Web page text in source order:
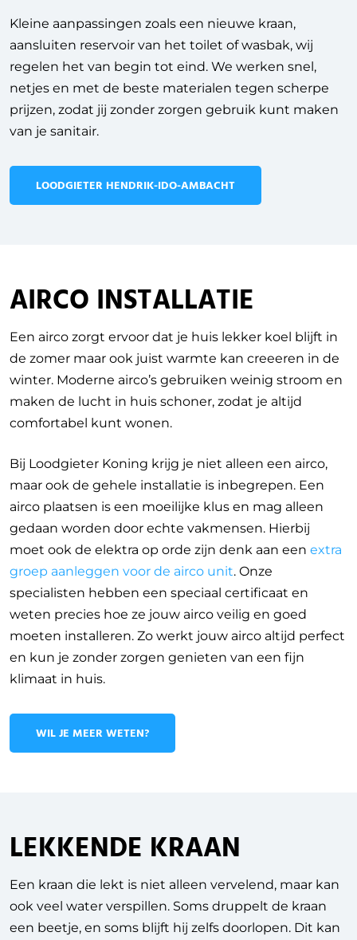
Kleine aanpassingen zoals een nieuwe kraan,
aansluiten reservoir van het toilet of wasbak, wij
regelen het van begin tot eind. We werken snel,
netjes en met de beste materialen tegen scherpe
prijzen, zodat jij zonder zorgen gebruik kunt maken
van je sanitair.
LOODGIETER HENDRIK-IDO-AMBACHT
AIRCO INSTALLATIE
Een airco zorgt ervoor dat je huis lekker koel blijft in
de zomer maar ook juist warmte kan creeeren in de
winter. Moderne airco’s gebruiken weinig stroom en
maken de lucht in huis schoner, zodat je altijd
comfortabel kunt wonen.
Bij Loodgieter Koning krijg je niet alleen een airco,
maar ook de gehele installatie is inbegrepen. Een
airco plaatsen is een moeilijke klus en mag alleen
gedaan worden door echte vakmensen. Hierbij
moet ook de elektra op orde zijn denk aan een extra
groep aanleggen voor de airco unit. Onze
specialisten hebben een speciaal certificaat en
weten precies hoe ze jouw airco veilig en goed
moeten installeren. Zo werkt jouw airco altijd perfect
en kun je zonder zorgen genieten van een fijn
klimaat in huis.
WIL JE MEER WETEN?
LEKKENDE KRAAN
Een kraan die lekt is niet alleen vervelend, maar kan
ook veel water verspillen. Soms druppelt de kraan
een beetje, en soms blijft hij zelfs doorlopen. Dit kan